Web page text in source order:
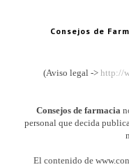
Consejos de
(Aviso legal -> http://
Consejos de farmacia
personal que decida
El contenido de